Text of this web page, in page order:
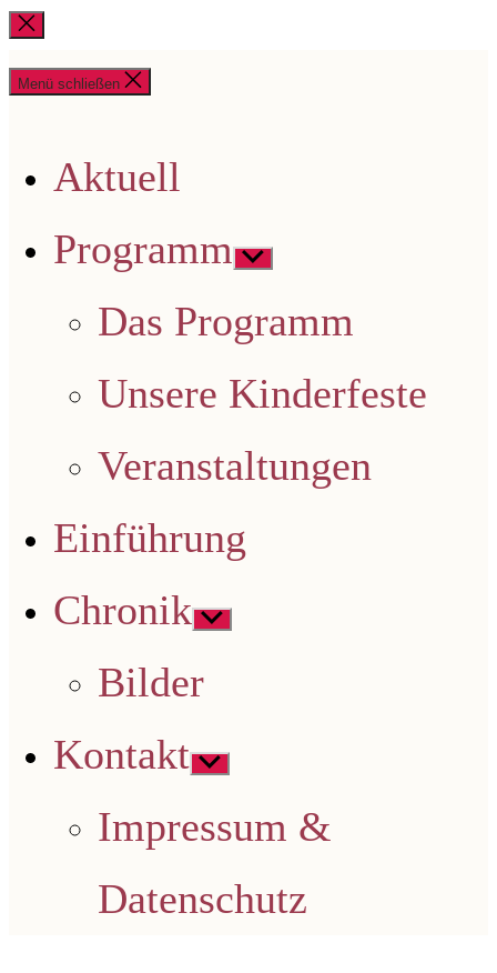
nach:
Suche
schließen
Menü schließen
Aktuell
Programm
Untermenü
anzeigen
Das Programm
Unsere Kinderfeste
Veranstaltungen
Einführung
Chronik Untermenü
anzeigen
Bilder
Kontakt Untermenü
anzeigen
Impressum &
Datenschutz